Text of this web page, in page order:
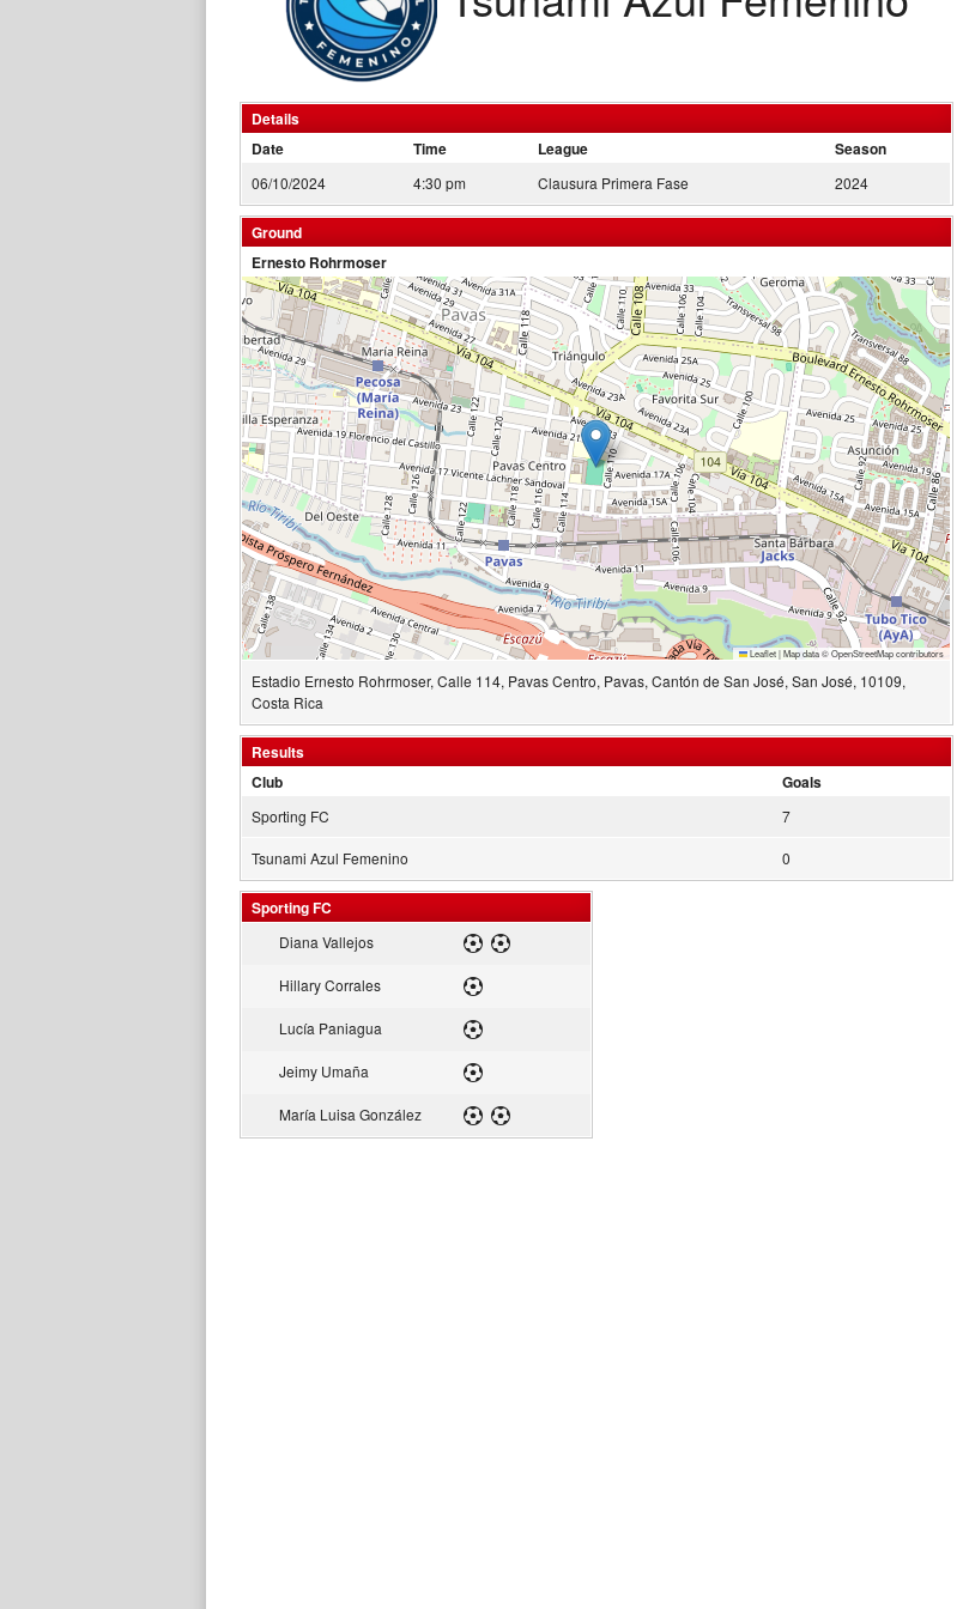
Details
Date
Time League Season
06/10/2024 4:30 pm Clausura Primera Fase 2024
Ground
Ernesto Rohrmoser
Leaflet|Map data ©OpenStreetMapcontributors
Estadio Ernesto Rohrmoser, Calle 114, Pavas Centro, Pavas, Cantón de San José, San José, 10109,
Costa Rica
Results
Club
Goals
Sporting FC 7
Tsunami Azul Femenino 0
Sporting FC
Diana Vallejos
Hillary Corrales
Lucía Paniagua
Jeimy Umaña
María Luisa González